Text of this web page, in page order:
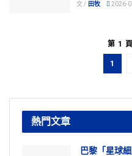
文 / 田牧 2026-
第 1
1
熱門文章
巴黎「星球